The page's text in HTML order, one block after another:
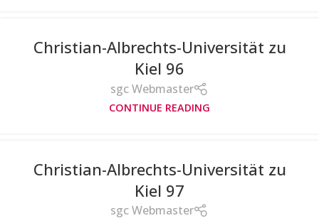
Christian-Albrechts-Universität zu
Kiel 96
sgc Webmaster
CONTINUE READING
Christian-Albrechts-Universität zu
Kiel 97
sgc Webmaster